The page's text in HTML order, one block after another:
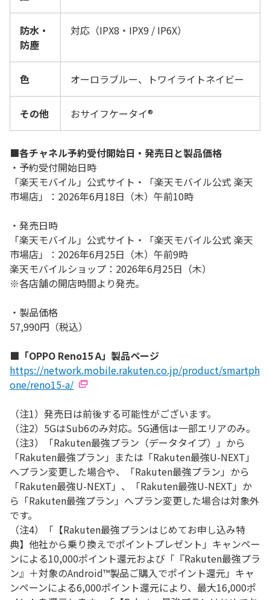
防水・
防塵
対応（IPX8・IPX9 / IP6X）
色 オーロラブルー、トワイライトネイビー
その他 おサイフケータイ®
■各チャネル予約受付開始日・発売日と製品価格
・ 予約受付開始日時
「楽天モバイル」公式サイト・
「楽天モバイル公式 楽天
市場店」
：2026年6月18日（木）午前10時
・発売日時
「楽天モバイル」公式サイト・「楽天モバイル公式 楽天
市場店」： 2026年6月25日（木）午前9時
楽天モバイルショップ：2026年6月25日（木）
※各店舗の開店時間より発売。
・製品価格
57,990円（税込）
■「OPPO Reno15 A」製品ページ
https://network.mobile.rakuten.co.jp/product/smartph
one/reno15-a/
（注1）発売日は前後する可能性がございます。
（注2）5GはSub6のみ対応。5G通信は一部エリアのみ。
（注3）「Rakuten最強プラン（データタイプ）」から
「Rakuten最強プラン」または「Rakuten最強U-NEXT」
へプラン変更した場合や、「Rakuten最強プラン」から
「Rakuten最強U-NEXT」、「Rakuten最強U-NEXT」か
ら「Rakuten最強プラン」へプラン変更した場合は対象外
です。
（注4）「【Rakuten最強プランはじめてお申し込み特
典】他社から乗り換えでポイントプレゼント」キャンペー
ンによる10,000ポイント還元および「『Rakuten最強プラ
ン』＋対象のAndroid™製品ご購入でポイント還元」キャ
ンペーンによる6,000ポイント還元により、最大16,000ポ